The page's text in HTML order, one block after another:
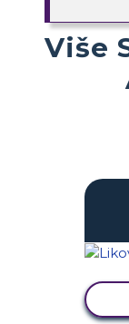
Više